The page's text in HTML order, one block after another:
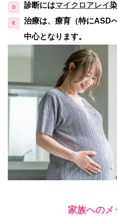
診断にはマイクロアレイ
治療は、療育（特にASD
中心となります。
家族へのメ